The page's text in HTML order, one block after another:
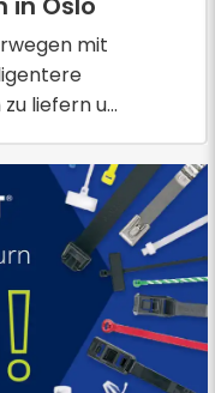
mit
liefern u...